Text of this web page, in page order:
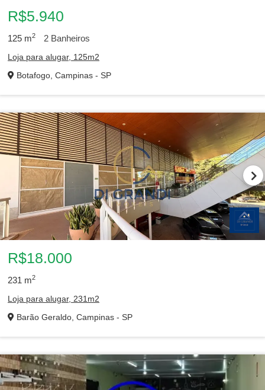
R$5.940
125 m2 2 Banheiros
Loja para alugar, 125m2
Botafogo, Campinas - SP
R$18.000
231 m2
Loja para alugar, 231m2
Barão Geraldo, Campinas - SP